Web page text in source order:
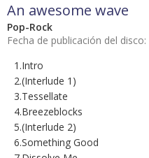
An awesome wave
Pop-Rock
Fecha de publicación del disco:
1.Intro
2.(Interlude 1)
3.Tessellate
4.Breezeblocks
5.(Interlude 2)
6.Something Good